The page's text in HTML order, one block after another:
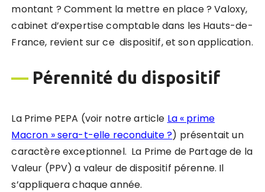
montant ? Comment la mettre en place ? Valoxy,
cabinet d’expertise comptable dans les Hauts-de-
France, revient sur ce dispositif, et son application.
— Pérennité du dispositif
La Prime PEPA (voir notre article La « prime
Macron » sera-t-elle reconduite ?) présentait un
caractère exceptionnel. La Prime de Partage de la
Valeur (PPV) a valeur de dispositif pérenne. Il
s’appliquera chaque année.